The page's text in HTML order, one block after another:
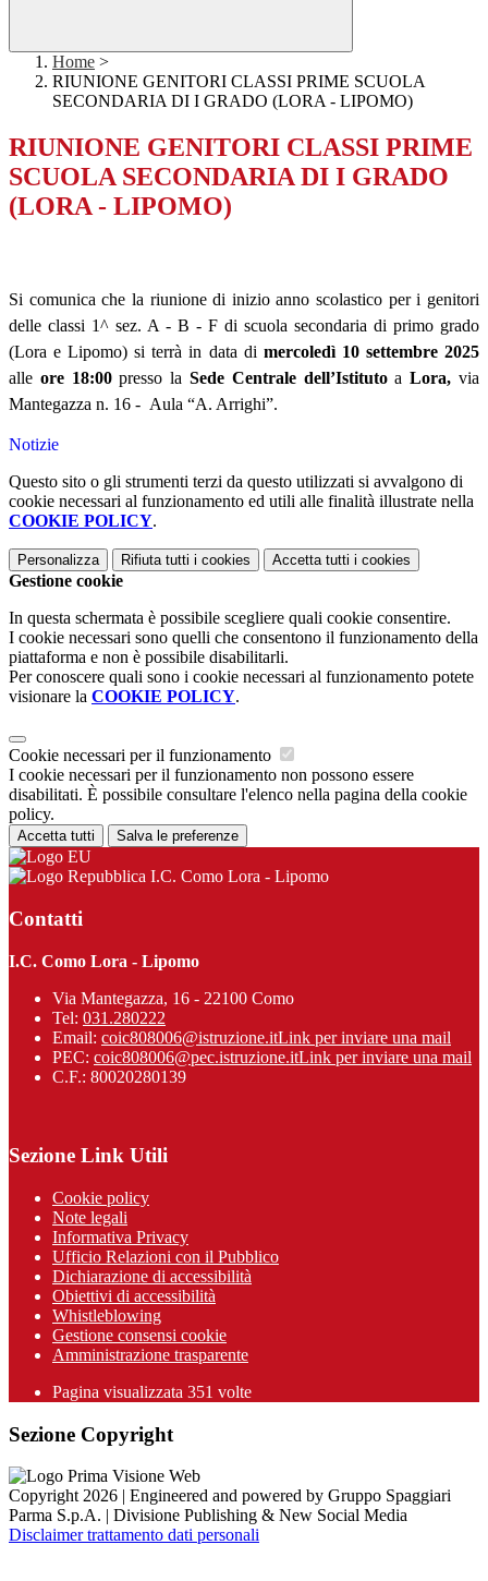
Home >
RIUNIONE GENITORI CLASSI PRIME SCUOLA
SECONDARIA DI I GRADO (LORA - LIPOMO)
RIUNIONE GENITORI CLASSI PRIME
SCUOLA SECONDARIA DI I GRADO
(LORA - LIPOMO)
Si comunica che la riunione di inizio anno scolastico per i genitori
delle classi 1^ sez. A - B - F di scuola secondaria di primo grado
(Lora e Lipomo) si terrà in data di mercoledì 10 settembre 2025
alle ore 18:00 presso la Sede Centrale dell’Istitutoa Lora,via
Mantegazza n. 16 - Aula “A. Arrighi”.
Notizie
Questo sito o gli strumenti terzi da questo utilizzati si avvalgono di
cookie necessari al funzionamento ed utili alle finalità illustrate nella
COOKIE POLICY.
Personalizza Rifiuta tutti i cookies Accetta tutti i cookies
Gestione cookie
In questa schermata è possibile scegliere quali cookie consentire.
I cookie necessari sono quelli che consentono il funzionamento della
piattaforma e non è possibile disabilitarli.
Per conoscere quali sono i cookie necessari al funzionamento potete
visionare la COOKIE POLICY.
Cookie necessari per il funzionamento
I cookie necessari per il funzionamento non possono essere
disabilitati. È possibile consultare l'elenco nella pagina della cookie
policy.
Accetta tutti Salva le preferenze
I.C. Como Lora - Lipomo
Contatti
I.C. Como Lora - Lipomo
Via Mantegazza, 16 - 22100 Como
Tel: 031.280222
Email: coic808006@istruzione.itLink per inviare una mail
PEC: coic808006@pec.istruzione.itLink per inviare una mail
C.F.: 80020280139
Sezione Link Utili
Cookie policy
Note legali
Informativa Privacy
Ufficio Relazioni con il Pubblico
Dichiarazione di accessibilità
Obiettivi di accessibilità
Whistleblowing
Gestione consensi cookie
Amministrazione trasparente
Pagina visualizzata 351 volte
Sezione Copyright
Copyright 2026 | Engineered and powered by Gruppo Spaggiari
Parma S.p.A. | Divisione Publishing & New Social Media
Disclaimer trattamento dati personali